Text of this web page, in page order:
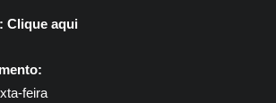
Clique aqui
feira